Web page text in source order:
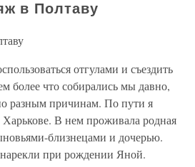
в Полтаву
отгулами и съездить
более что собирались мы давно,
разным причинам. По пути я
Харькове. В нем проживала родная
близнецами и дочерью.
при рождении Яной.